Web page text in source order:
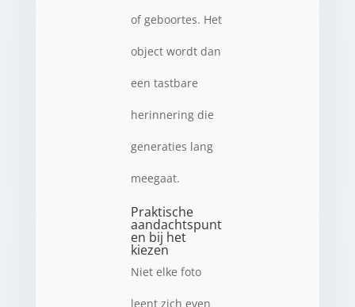
of geboortes. Het
object wordt dan
een tastbare
herinnering die
generaties lang
meegaat.
Praktische
aandachtspunt
en bij het
kiezen
Niet elke foto
leent zich even